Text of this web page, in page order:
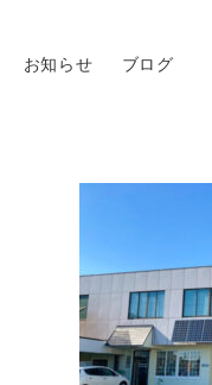
お知らせ ブログ